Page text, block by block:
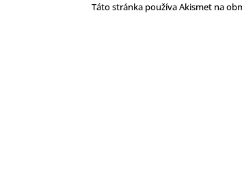
Táto stránka používa Akismet na